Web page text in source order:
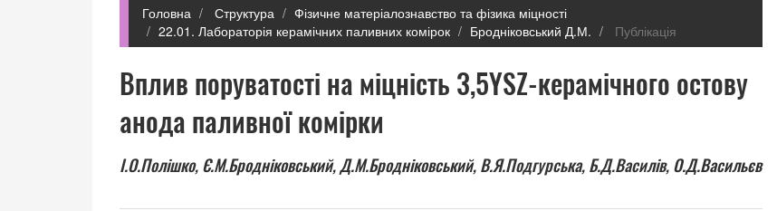
Головна Структура
Фізичне матеріалознавство та фізика міцності
22.01. Лабораторія керамічних паливних комірок
Бродніковський Д.М. Публікація
Вплив поруватості на міцність 3,5YSZ-керамічного остову
анода паливної комірки
I.О.Полiшко, Є.М.Бродніковський,Д.М.Бродніковський, В.Я.Подгурська, Б.Д.Василiв, О.Д.Васильєв